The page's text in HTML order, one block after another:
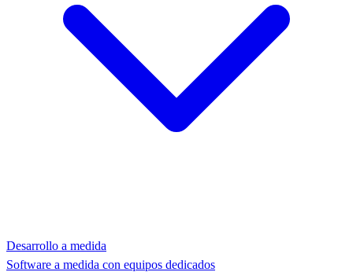
Desarrollo a medida
Software a medida con equipos dedicados